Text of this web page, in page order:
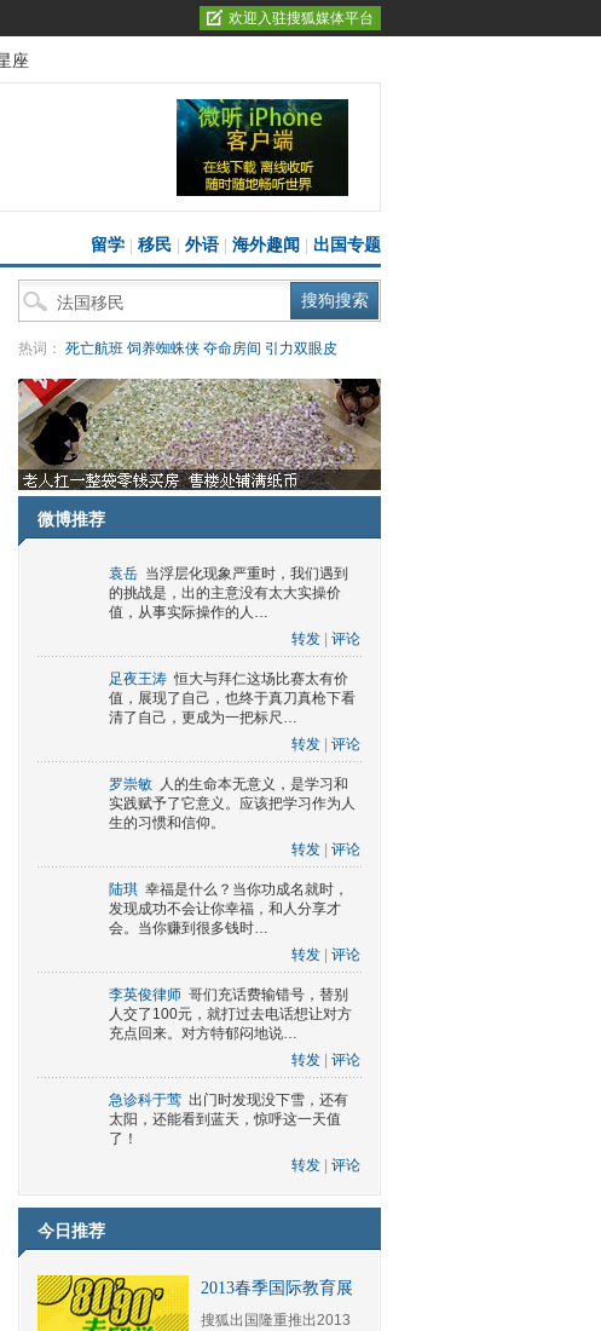
欢迎入驻搜狐媒体平台
座
留学 移民 外语| 海外趣闻 出国专题
热词： 死亡航班 饲养蜘蛛侠 夺命房间 引力双眼皮
微博推荐
袁岳 当浮层化现象严重时，我们遇到
的挑战是，出的主意没有太大实操价
值，从事实际操作的人…
转发
评论
足夜王涛 恒大与拜仁这场比赛太有价
值，展现了自己，也终于真刀真枪下看
清了自己，更成为一把标尺…
转发
评论
罗崇敏 人的生命本无意义，是学习和
实践赋予了它意义。应该把学习作为人
生的习惯和信仰。
转发
评论
陆琪 幸福是什么？当你功成名就时，
发现成功不会让你幸福，和人分享才
会。当你赚到很多钱时…
转发
评论
李英俊律师 哥们充话费输错号，替别
人交了100元，就打过去电话想让对方
充点回来。对方特郁闷地说…
转发
评论
急诊科于莺 出门时发现没下雪，还有
太阳，还能看到蓝天，惊呼这一天值
了！
转发
评论
今日推荐
2013春季国际教育展
搜狐出国隆重推出2013